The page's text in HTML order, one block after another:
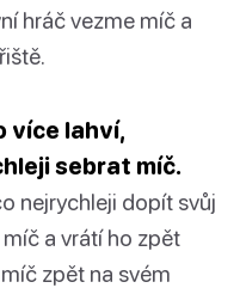
hráč vezme míč a
více lahví,
sebrat míč.
nejrychleji dopít svůj
a vrátí ho zpět
zpět na svém